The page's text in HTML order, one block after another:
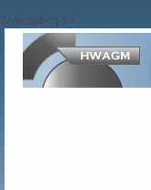
?>/script>'; } ?>